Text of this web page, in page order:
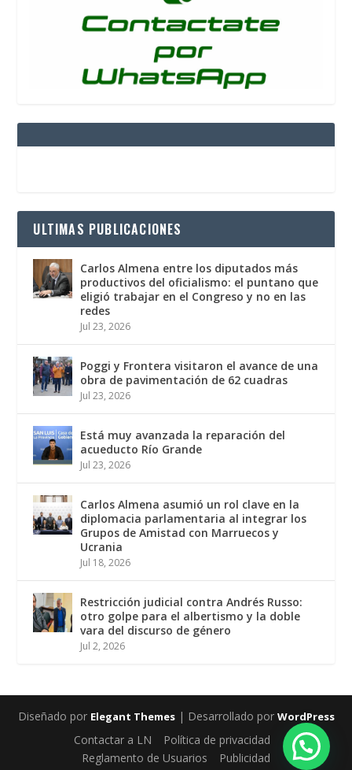
ULTIMAS PUBLICACIONES
Carlos Almena entre los diputados más
productivos del oficialismo: el puntano que
eligió trabajar en el Congreso y no en las
redes
Jul 23, 2026
Poggi y Frontera visitaron el avance de una
obra de pavimentación de 62 cuadras
Jul 23, 2026
Está muy avanzada la reparación del
acueducto Río Grande
Jul 23, 2026
Carlos Almena asumió un rol clave en la
diplomacia parlamentaria al integrar los
Grupos de Amistad con Marruecos y
Ucrania
Jul 18, 2026
Restricción judicial contra Andrés Russo:
otro golpe para el albertismo y la doble
vara del discurso de género
Jul 2, 2026
Diseñado por Elegant Themes| Desarrollado por WordPress
Contactar a LN
Política de privacidad
Reglamento de Usuarios
Publicidad